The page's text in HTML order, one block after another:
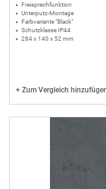
Freisprechfunktion
Unterputz-Montage
Farbvariante "Black"
Schutzklasse IP44
284 x 140 x 52 mm
+ Zum Vergleich